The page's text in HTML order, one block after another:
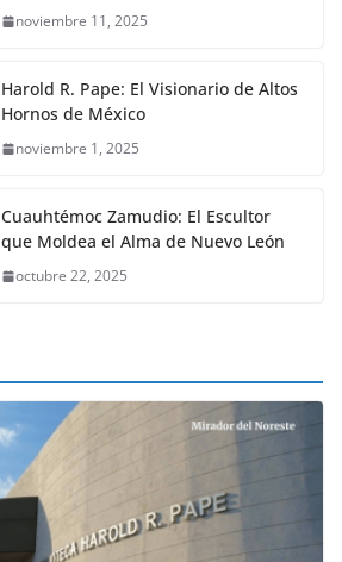
noviembre 11, 2025
Harold R. Pape: El Visionario de Altos
Hornos de México
noviembre 1, 2025
Cuauhtémoc Zamudio: El Escultor
que Moldea el Alma de Nuevo León
octubre 22, 2025